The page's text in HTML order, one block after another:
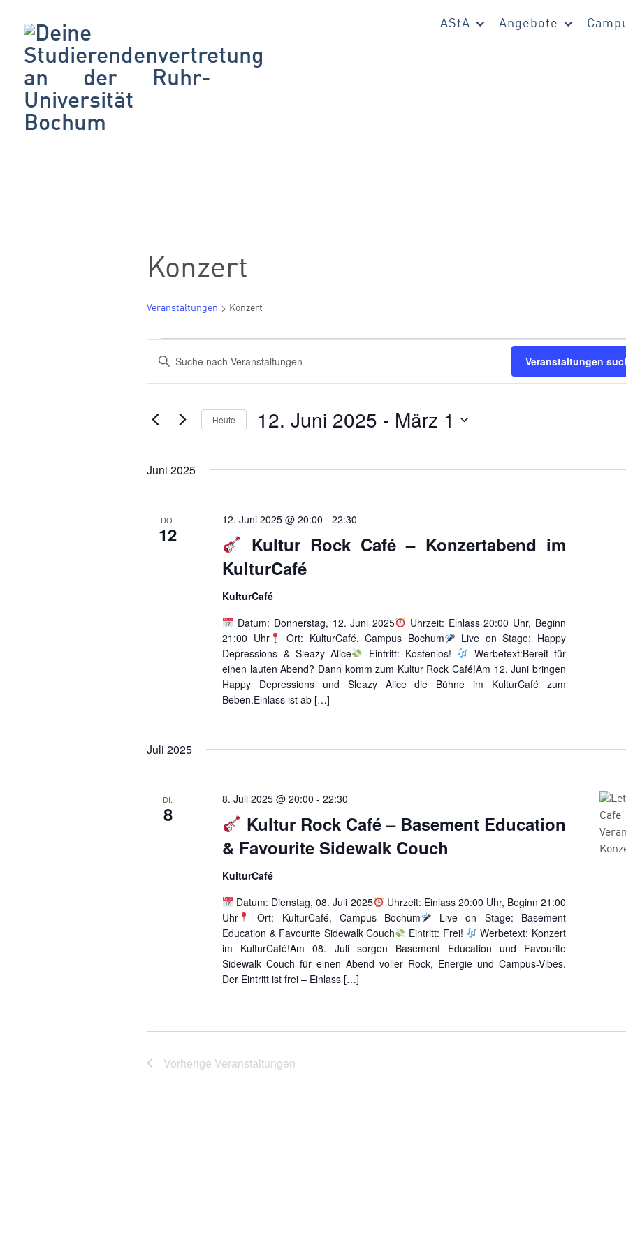
AStA Angebote
Konzert
Veranstaltungen Konzert
SUCHE
ANSICHTEN,
Bitte
nach
Veranstaltungen
Heute 12. Juni 2025 - März 1
Juni 2025
DO.
12
Kultur Rock Café – Konzertabend im
KulturCafé
12. Juni 2025 @ 20:00 -22:30
KulturCafé
Datum: Donnerstag, 12. Juni 2025
Uhrzeit: Einlass 20:00 Uhr, Beginn
21:00 Uhr
Ort: KulturCafé, Campus Bochum
Live on Stage: Happy
Depressions & Sleazy Alice
Eintritt: Kostenlos!
Werbetext:Bereit für
einen lauten Abend? Dann komm zum Kultur Rock Café!Am 12. Juni bringen
Happy Depressions und Sleazy Alice die Bühne im KulturCafé zum
Beben.Einlass ist ab […]
Juli 2025
DI.
8
Kultur Rock Café – Basement Education
& Favourite Sidewalk Couch
8. Juli 2025 @ 20:00 -22:30
KulturCafé
Datum: Dienstag, 08. Juli 2025
Uhrzeit: Einlass 20:00 Uhr, Beginn 21:00
Uhr
Ort: KulturCafé, Campus Bochum
Live on Stage: Basement
Education & Favourite Sidewalk Couch
Eintritt: Frei!
Werbetext: Konzert
im KulturCafé!Am 08. Juli sorgen Basement Education und Favourite
Sidewalk Couch für einen Abend voller Rock, Energie und Campus-Vibes.
Der Eintritt ist frei – Einlass […]
Vorherige Veranstaltungen